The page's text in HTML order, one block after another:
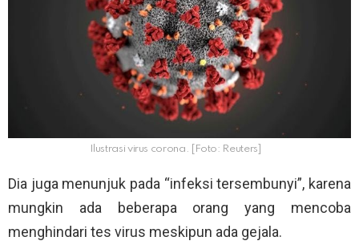
Ilustrasi virus corona. [Foto: Reuters]
Dia juga menunjuk pada “infeksi tersembunyi”, karena
mungkin ada beberapa orang yang mencoba
menghindari tes virus meskipun ada gejala.